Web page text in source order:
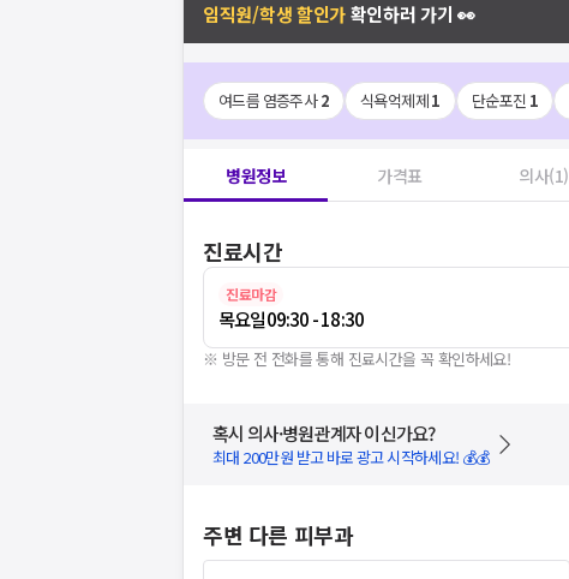
임직원/학생 할인가확인하러 가기 👀
여드름 염증주사2 식욕억제제1 단순포진 1
병원정보 가격표 의사(1)
진료시간
진료마감
목요일09:30 - 18:30
※ 방문 전 전화를 통해 진료시간을 꼭 확인하세요!
혹시 의사·병원관계자 이신가요?
최대 200만원 받고 바로 광고 시작하세요! 💰💰
주변 다른 피부과